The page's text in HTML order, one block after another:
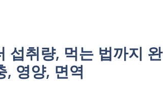
섭취량, 먹는 법까지 완
영양, 면역